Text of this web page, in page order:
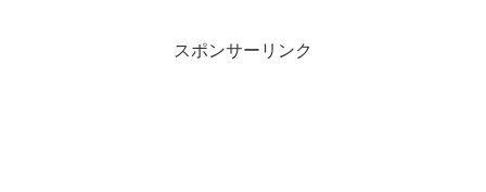
スポンサーリンク